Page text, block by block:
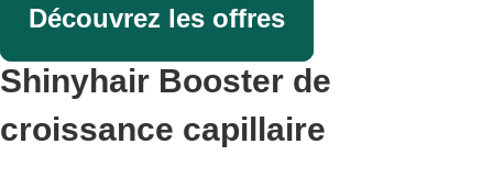
Découvrez les offres
Shinyhair Booster de
croissance capillaire